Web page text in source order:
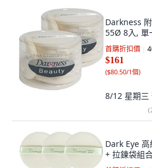
Darkness
55Ø 8入, 單
首購折扣價
$161
($80.50/1個)
8/12 星期三
(
Dark Eye
+ 拉鍊袋組